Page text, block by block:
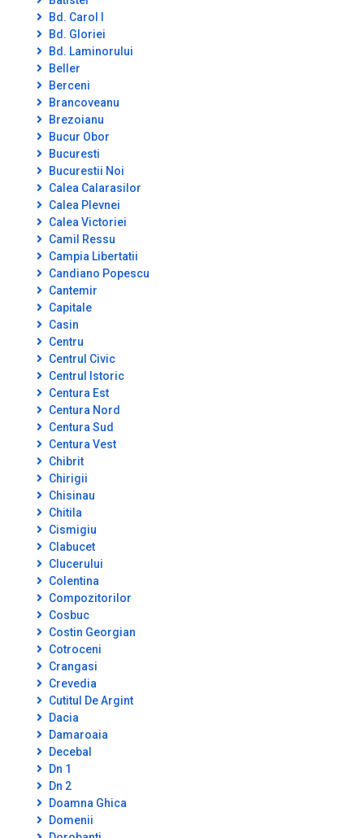
Bd. Carol I
Bd. Gloriei
Bd. Laminorului
Beller
Berceni
Brancoveanu
Brezoianu
Bucur Obor
Bucuresti
Bucurestii Noi
Calea Calarasilor
Calea Plevnei
Calea Victoriei
Camil Ressu
Campia Libertatii
Candiano Popescu
Cantemir
Capitale
Casin
Centru
Centrul Civic
Centrul Istoric
Centura Est
Centura Nord
Centura Sud
Centura Vest
Chibrit
Chirigii
Chisinau
Chitila
Cismigiu
Clabucet
Clucerului
Colentina
Compozitorilor
Cosbuc
Costin Georgian
Cotroceni
Crangasi
Crevedia
Cutitul De Argint
Dacia
Damaroaia
Decebal
Dn 1
Dn 2
Doamna Ghica
Domenii